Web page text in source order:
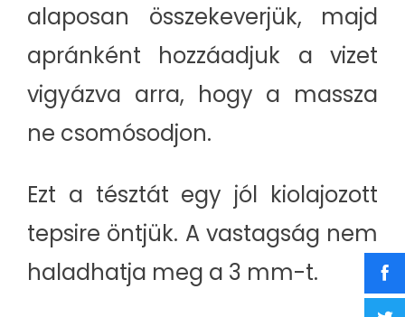
alaposan összekeverjük, majd
apránként hozzáadjuk a vizet
vigyázva arra, hogy a massza
ne csomósodjon.
Ezt a tésztát egy jól kiolajozott
tepsire öntjük. A vastagság nem
haladhatja meg a 3 mm-t.